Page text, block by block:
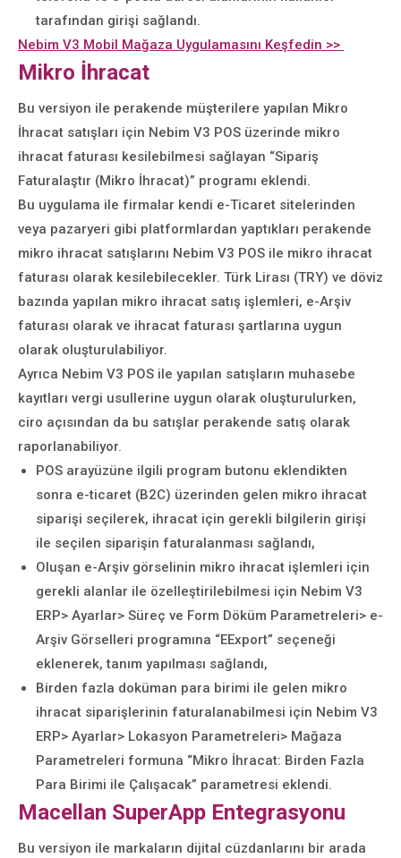
tarafından girişi sağlandı.
Nebim V3 Mobil Mağaza Uygulamasını Keşfedin >>
Mikro İhracat
Bu versiyon ile perakende müşterilere yapılan Mikro
İhracat satışları için Nebim V3 POS üzerinde mikro
ihracat faturası kesilebilmesi sağlayan “Sipariş
Faturalaştır (Mikro İhracat)” programı eklendi.
Bu uygulama ile firmalar kendi e-Ticaret sitelerinden
veya pazaryeri gibi platformlardan yaptıkları perakende
mikro ihracat satışlarını Nebim V3 POS ile mikro ihracat
faturası olarak kesilebilecekler. Türk Lirası (TRY) ve döviz
bazında yapılan mikro ihracat satış işlemleri, e-Arşiv
faturası olarak ve ihracat faturası şartlarına uygun
olarak oluşturulabiliyor.
Ayrıca Nebim V3 POS ile yapılan satışların muhasebe
kayıtları vergi usullerine uygun olarak oluşturulurken,
ciro açısından da bu satışlar perakende satış olarak
raporlanabiliyor.
POS arayüzüne ilgili program butonu eklendikten
sonra e-ticaret (B2C) üzerinden gelen mikro ihracat
siparişi seçilerek, ihracat için gerekli bilgilerin girişi
ile seçilen siparişin faturalanması sağlandı,
Oluşan e-Arşiv görselinin mikro ihracat işlemleri için
gerekli alanlar ile özelleştirilebilmesi için Nebim V3
ERP> Ayarlar> Süreç ve Form Döküm Parametreleri> e-
Arşiv Görselleri programına “EExport” seçeneği
eklenerek, tanım yapılması sağlandı,
Birden fazla doküman para birimi ile gelen mikro
ihracat siparişlerinin faturalanabilmesi için Nebim V3
ERP> Ayarlar> Lokasyon Parametreleri> Mağaza
Parametreleri formuna “Mikro İhracat: Birden Fazla
Para Birimi ile Çalışacak” parametresi eklendi.
Macellan SuperApp Entegrasyonu
Bu versiyon ile markaların dijital cüzdanlarını bir arada